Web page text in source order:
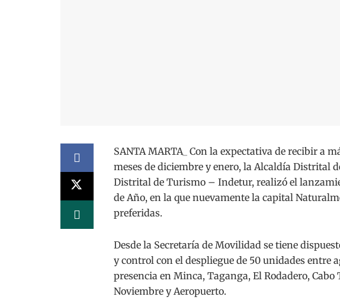
SANTA MARTA_ Con la expectativa de recibir a
meses de diciembre y enero, la Alcaldía Distrital
Distrital de Turismo – Indetur, realizó el
de Año, en la que nuevamente la capital
preferidas.
Desde la Secretaría de Movilidad se tiene
y control con el despliegue de 50 unidades entre
presencia en Minca, Taganga, El Rodadero, Cabo
Noviembre y Aeropuerto.